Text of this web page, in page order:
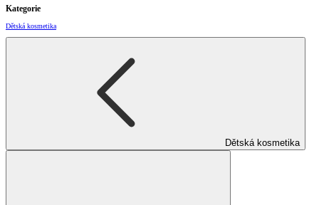
Kategorie
Dětská kosmetika
Dětská kosmetika